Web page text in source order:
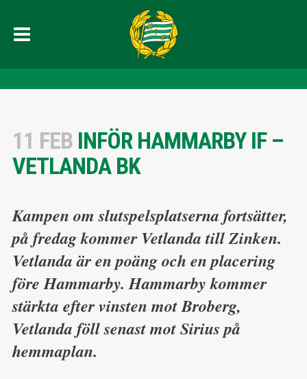
11 FEBINFÖR HAMMARBY IF –
VETLANDA BK
Kampen om slutspelsplatserna fortsätter,
på fredag kommer Vetlanda till Zinken.
Vetlanda är en poäng och en placering
före Hammarby. Hammarby kommer
stärkta efter vinsten mot Broberg,
Vetlanda föll senast mot Sirius på
hemmaplan.